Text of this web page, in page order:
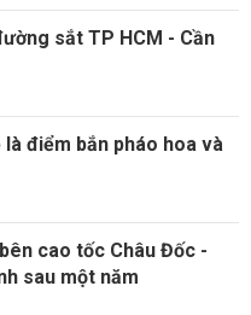
sắt TP HCM - Cần
điểm bắn pháo hoa và
cao tốc Châu Đốc -
sau một năm